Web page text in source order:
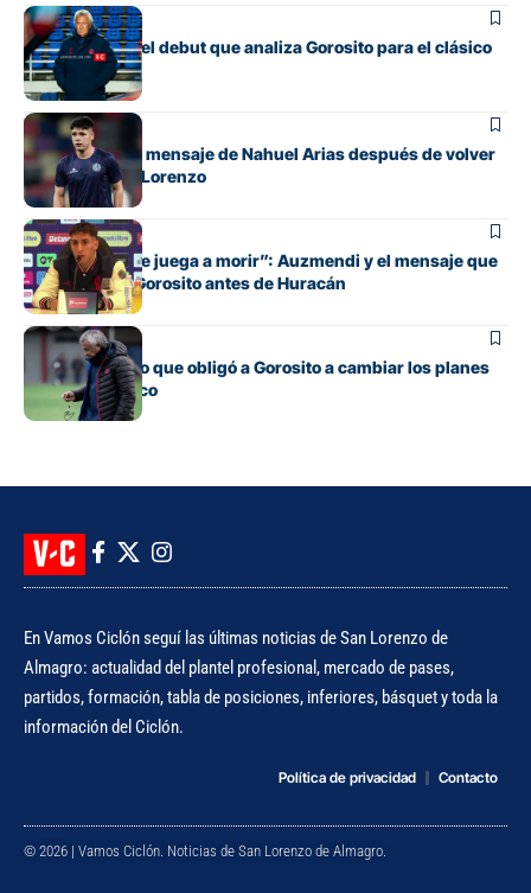
Fútbol
Los cambios y el debut que analiza Gorosito para el clásico
con Huracán
Fútbol
El conmovedor mensaje de Nahuel Arias después de volver
a jugar en San Lorenzo
Fútbol
“Cada pelota se juega a morir”: Auzmendi y el mensaje que
transmitió de Gorosito antes de Huracán
Fútbol
El contratiempo que obligó a Gorosito a cambiar los planes
antes del clásico
En Vamos Ciclón seguí las últimas noticias de San Lorenzo de
Almagro: actualidad del plantel profesional, mercado de pases,
partidos, formación, tabla de posiciones, inferiores, básquet y toda la
información del Ciclón.
Política de privacidad Contacto
© 2026 | Vamos Ciclón. Noticias de San Lorenzo de Almagro.